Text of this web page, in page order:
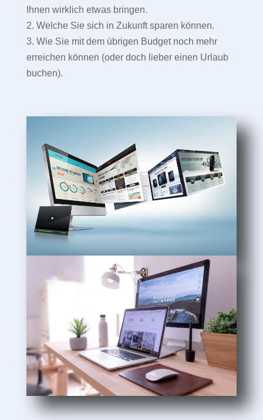
Ihnen wirklich etwas bringen.
2. Welche Sie sich in Zukunft sparen können.
3. Wie Sie mit dem übrigen Budget noch mehr
erreichen können (oder doch lieber einen Urlaub
buchen).